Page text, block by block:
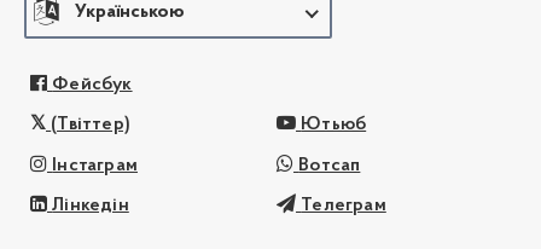
Українською
Фейсбук
(Твіттер) Ютьюб
Інстаграм Вотсап
Лінкедін Телеграм